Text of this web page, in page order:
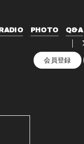
RADIO PHOTO Q&A
会員登録